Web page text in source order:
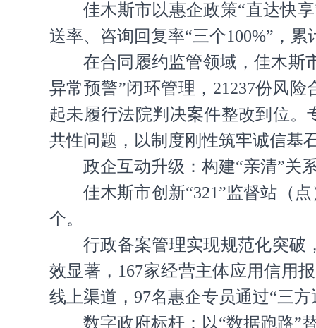
佳木斯市以惠企政策“直达快
送率、咨询回复率“三个100%”，累
在合同履约监管领域，佳木斯
异常预警”闭环管理，21237份风
起未履行法院判决案件整改到位。
共性问题，以制度刚性筑牢诚信基
政企互动升级：构建“亲清”关
佳木斯市创新“321”监督站（
个。
行政备案管理实现规范化突破
效显著，167家经营主体应用信用
线上渠道，97名惠企专员通过“三
数字政府标杆：以“数据跑路”